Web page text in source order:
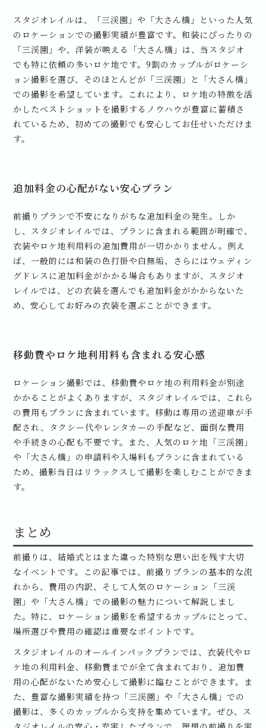
スタジオレイルは、「三渓園」や「大さん橋」といった人気
のロケーションでの撮影実績が豊富です。和装にぴったりの
「三渓園」や、洋装が映える「大さん橋」は、当スタジオ
でも特に依頼の多いロケ地です。9割のカップルがロケーシ
ョン撮影を選び、そのほとんどが「三渓園」と「大さん橋」
での撮影を希望しています。これにより、ロケ地の特徴を活
かしたベストショットを撮影するノウハウが豊富に蓄積さ
れているため、初めての撮影でも安心してお任せいただけま
す。
追加料金の心配がない安心プラン
前撮りプランで不安になりがちな追加料金の発生。しか
し、スタジオレイルでは、プランに含まれる範囲が明確で、
衣装やロケ地利用料の追加費用が一切かかりません。例え
ば、一般的には和装の色打掛や白無垢、さらにはウェディン
グドレスに追加料金がかかる場合もありますが、スタジオ
レイルでは、どの衣装を選んでも追加料金がかからないた
め、安心してお好みの衣装を選ぶことができます。
移動費やロケ地利用料も含まれる安心感
ロケーション撮影では、移動費やロケ地の利用料金が別途
かかることがよくありますが、スタジオレイルでは、これら
の費用もプランに含まれています。移動は専用の送迎車が手
配され、タクシー代やレンタカーの手配など、面倒な費用
や手続きの心配も不要です。また、人気のロケ地「三渓園」
や「大さん橋」の申請料や入場料もプランに含まれている
ため、撮影当日はリラックスして撮影を楽しむことができま
す。
まとめ
前撮りは、結婚式とはまた違った特別な思い出を残す大切
なイベントです。この記事では、前撮りプランの基本的な流
れから、費用の内訳、そして人気のロケーション「三渓
園」や「大さん橋」での撮影の魅力について解説しまし
た。特に、ロケーション撮影を希望するカップルにとって、
場所選びや費用の確認は重要なポイントです。
スタジオレイルのオールインパックプランでは、衣装代やロ
ケ地の利用料金、移動費までが全て含まれており、追加費
用の心配がないため安心して撮影に臨むことができます。ま
た、豊富な撮影実績を持つ「三渓園」や「大さん橋」での
撮影は、多くのカップルから支持を集めています。ぜひ、ス